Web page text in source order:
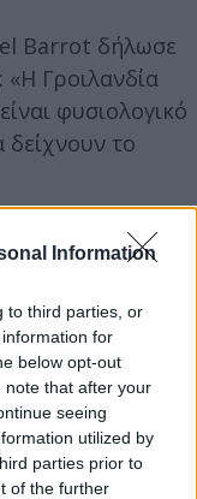
Information
to third parties, or
for
below opt-out
note that after your
seeing
utilized by
parties prior to
of the further
Barrot δήλωσε
Γροιλανδία
φυσιολογικό
το
για το NYC.eu
την
ΗΠΑ και το
γαλλικής
μιας